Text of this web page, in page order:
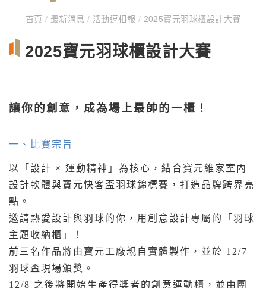
首頁 / 最新消息/ 活動逗相報 / 2025寶元羽球櫃設計大賽
2025寶元羽球櫃設計大賽
讓你的創意，成為場上最帥的一櫃！
一、比賽宗旨
以「設計 × 運動精神」為核心，結合寶元維家室內
設計軟體與寶元快客盃羽球錦標賽，打造品牌跨界亮
點。
邀請熱愛設計與羽球的你，用創意設計專屬的「羽球
主題收納櫃」！
前三名作品將由寶元工廠親自實體製作，並於 12/7
羽球盃現場頒獎。
12/8 之後將開始生產得獎者的創意運動櫃，並由團